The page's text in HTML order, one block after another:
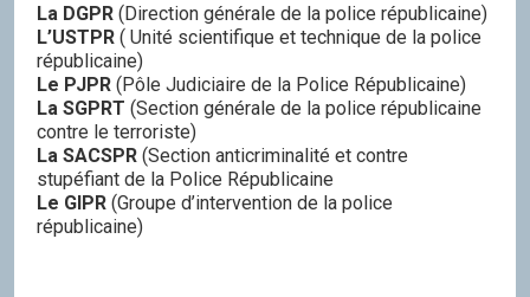
La DGPR (Direction générale de la police républicaine)
L’USTPR ( Unité scientifique et technique de la police
républicaine)
Le PJPR (Pôle Judiciaire de la Police Républicaine)
La SGPRT (Section générale de la police républicaine
contre le terroriste)
La SACSPR (Section anticriminalité et contre
stupéfiant de la Police Républicaine
Le GIPR (Groupe d’intervention de la police
républicaine)